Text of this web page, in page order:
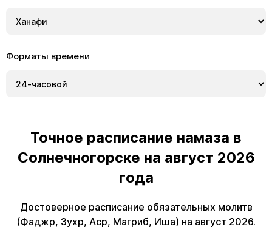
Форматы времени
Точное расписание намаза в
Солнечногорске на август 2026
года
Достоверное расписание обязательных молитв
(Фаджр, Зухр, Аср, Магриб, Иша) на август 2026.